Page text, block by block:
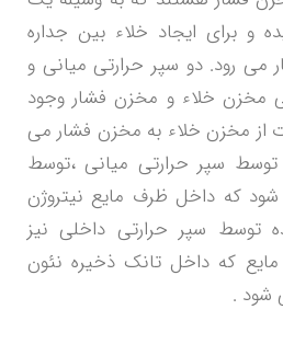
و برای ایجاد خلاء بین جداره
می رود. دو سپر حرارتی میانی و
مخزن خلاء و مخزن فشار وجود
از مخزن خلاء به مخزن فشار می
سپر حرارتی میانی ،توسط
که داخل ظرف مایع نیتروژن
توسط سپر حرارتی داخلی نیز
مایع که داخل تانک ذخیره نئون
شود .